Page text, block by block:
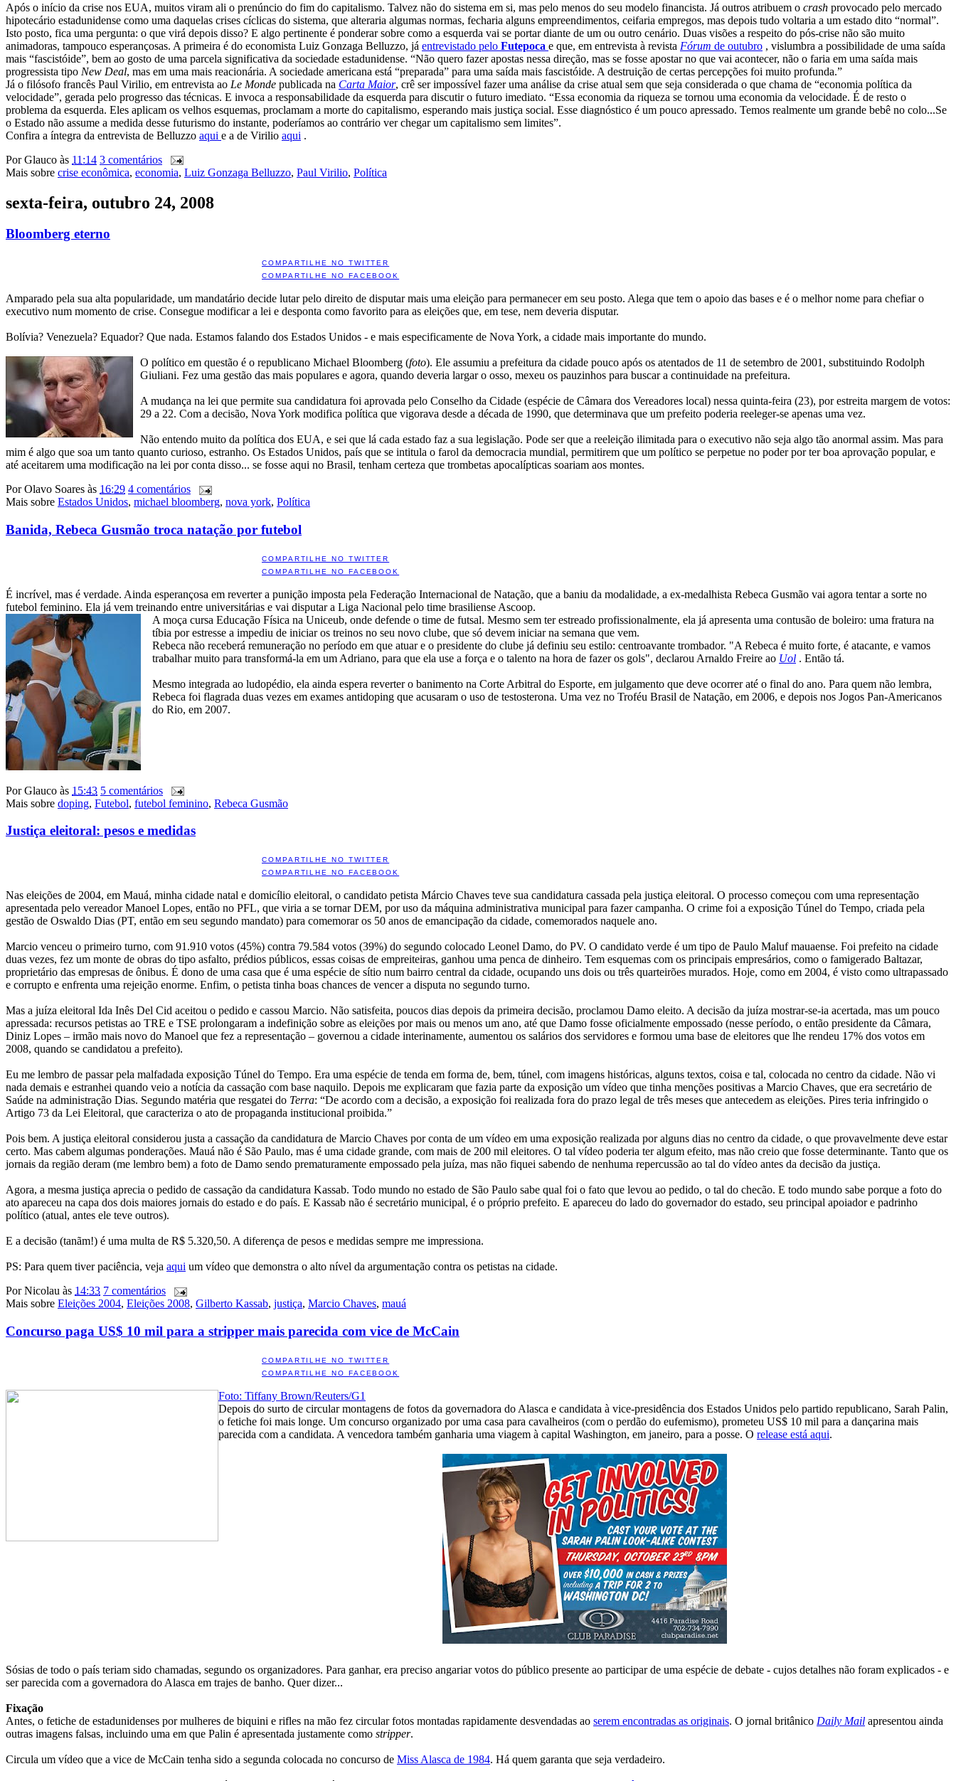
Após o início da crise nos EUA, muitos viram ali o prenúncio do fim do capitalismo. Talvez não do sistema em si, mas pelo menos do seu modelo financista. Já outros atribuem o crash provocado pelo mercado
hipotecário estadunidense como uma daquelas crises cíclicas do sistema, que alteraria algumas normas, fecharia alguns empreendimentos, ceifaria empregos, mas depois tudo voltaria a um estado dito “normal”.
Isto posto, fica uma pergunta: o que virá depois disso? E algo pertinente é ponderar sobre como a esquerda vai se portar diante de um ou outro cenário. Duas visões a respeito do pós-crise não são muito
animadoras, tampouco esperançosas. A primeira é do economista Luiz Gonzaga Belluzzo, já entrevistado pelo Futepoca e que, em entrevista à revista Fórum de outubro , vislumbra a possibilidade de uma saída
mais “fascistóide”, bem ao gosto de uma parcela significativa da sociedade estadunidense. “Não quero fazer apostas nessa direção, mas se fosse apostar no que vai acontecer, não o faria em uma saída mais
progressista tipo New Deal, mas em uma mais reacionária. A sociedade americana está “preparada” para uma saída mais fascistóide. A destruição de certas percepções foi muito profunda.”
Já o filósofo francês Paul Virilio, em entrevista ao Le Monde publicada na Carta Maior, crê ser impossível fazer uma análise da crise atual sem que seja considerada o que chama de “economia política da
velocidade”, gerada pelo progresso das técnicas. E invoca a responsabilidade da esquerda para discutir o futuro imediato. “Essa economia da riqueza se tornou uma economia da velocidade. É de resto o
problema da esquerda. Eles aplicam os velhos esquemas, proclamam a morte do capitalismo, esperando mais justiça social. Esse diagnóstico é um pouco apressado. Temos realmente um grande bebê no colo...Se
o Estado não assume a medida desse futurismo do instante, poderíamos ao contrário ver chegar um capitalismo sem limites”.
Confira a íntegra da entrevista de Belluzzo aqui e a de Virilio aqui .
PorGlauco às 11:14 3 comentários
Mais sobre crise econômica, economia, Luiz Gonzaga Belluzzo, Paul Virilio, Política
sexta-feira, outubro 24, 2008
Bloomberg eterno
COMPARTILHE NO TWITTER
COMPARTILHE NO FACEBOOK
Amparado pela sua alta popularidade, um mandatário decide lutar pelo direito de disputar mais uma eleição para permanecer em seu posto. Alega que tem o apoio das bases e é o melhor nome para chefiar o
executivo num momento de crise. Consegue modificar a lei e desponta como favorito para as eleições que, em tese, nem deveria disputar.
Bolívia? Venezuela? Equador? Que nada. Estamos falando dos Estados Unidos - e mais especificamente de Nova York, a cidade mais importante do mundo.
O político em questão é o republicano Michael Bloomberg (foto). Ele assumiu a prefeitura da cidade pouco após os atentados de 11 de setembro de 2001, substituindo Rodolph
Giuliani. Fez uma gestão das mais populares e agora, quando deveria largar o osso, mexeu os pauzinhos para buscar a continuidade na prefeitura.
A mudança na lei que permite sua candidatura foi aprovada pelo Conselho da Cidade (espécie de Câmara dos Vereadores local) nessa quinta-feira (23), por estreita margem de votos:
29 a 22. Com a decisão, Nova York modifica política que vigorava desde a década de 1990, que determinava que um prefeito poderia reeleger-se apenas uma vez.
Não entendo muito da política dos EUA, e sei que lá cada estado faz a sua legislação. Pode ser que a reeleição ilimitada para o executivo não seja algo tão anormal assim. Mas para
mim é algo que soa um tanto quanto curioso, estranho. Os Estados Unidos, país que se intitula o farol da democracia mundial, permitirem que um político se perpetue no poder por ter boa aprovação popular, e
até aceitarem uma modificação na lei por conta disso... se fosse aqui no Brasil, tenham certeza que trombetas apocalípticas soariam aos montes.
PorOlavo Soares às 16:29 4 comentários
Mais sobre Estados Unidos, michael bloomberg, nova york, Política
Banida, Rebeca Gusmão troca natação por futebol
COMPARTILHE NO TWITTER
COMPARTILHE NO FACEBOOK
É incrível, mas é verdade. Ainda esperançosa em reverter a punição imposta pela Federação Internacional de Natação, que a baniu da modalidade, a ex-medalhista Rebeca Gusmão vai agora tentar a sorte no
futebol feminino. Ela já vem treinando entre universitárias e vai disputar a Liga Nacional pelo time brasiliense Ascoop.
A moça cursa Educação Física na Uniceub, onde defende o time de futsal. Mesmo sem ter estreado profissionalmente, ela já apresenta uma contusão de boleiro: uma fratura na
tíbia por estresse a impediu de iniciar os treinos no seu novo clube, que só devem iniciar na semana que vem.
Rebeca não receberá remuneração no período em que atuar e o presidente do clube já definiu seu estilo: centroavante trombador. "A Rebeca é muito forte, é atacante, e vamos
trabalhar muito para transformá-la em um Adriano, para que ela use a força e o talento na hora de fazer os gols", declarou Arnaldo Freire ao Uol . Então tá.
Mesmo integrada ao ludopédio, ela ainda espera reverter o banimento na Corte Arbitral do Esporte, em julgamento que deve ocorrer até o final do ano. Para quem não lembra,
Rebeca foi flagrada duas vezes em exames antidoping que acusaram o uso de testosterona. Uma vez no Troféu Brasil de Natação, em 2006, e depois nos Jogos Pan-Americanos
do Rio, em 2007.
PorGlauco às 15:43 5 comentários
Mais sobre doping, Futebol, futebol feminino, Rebeca Gusmão
Justiça eleitoral: pesos e medidas
COMPARTILHE NO TWITTER
COMPARTILHE NO FACEBOOK
Nas eleições de 2004, em Mauá, minha cidade natal e domicílio eleitoral, o candidato petista Márcio Chaves teve sua candidatura cassada pela justiça eleitoral. O processo começou com uma representação
apresentada pelo vereador Manoel Lopes, então no PFL, que viria a se tornar DEM, por uso da máquina administrativa municipal para fazer campanha. O crime foi a exposição Túnel do Tempo, criada pela
gestão de Oswaldo Dias (PT, então em seu segundo mandato) para comemorar os 50 anos de emancipação da cidade, comemorados naquele ano.
Marcio venceu o primeiro turno, com 91.910 votos (45%) contra 79.584 votos (39%) do segundo colocado Leonel Damo, do PV. O candidato verde é um tipo de Paulo Maluf mauaense. Foi prefeito na cidade
duas vezes, fez um monte de obras do tipo asfalto, prédios públicos, essas coisas de empreiteiras, ganhou uma penca de dinheiro. Tem esquemas com os principais empresários, como o famigerado Baltazar,
proprietário das empresas de ônibus. É dono de uma casa que é uma espécie de sítio num bairro central da cidade, ocupando uns dois ou três quarteirões murados. Hoje, como em 2004, é visto como ultrapassado
e corrupto e enfrenta uma rejeição enorme. Enfim, o petista tinha boas chances de vencer a disputa no segundo turno.
Mas a juíza eleitoral Ida Inês Del Cid aceitou o pedido e cassou Marcio. Não satisfeita, poucos dias depois da primeira decisão, proclamou Damo eleito. A decisão da juíza mostrar-se-ia acertada, mas um pouco
apressada: recursos petistas ao TRE e TSE prolongaram a indefinição sobre as eleições por mais ou menos um ano, até que Damo fosse oficialmente empossado (nesse período, o então presidente da Câmara,
Diniz Lopes – irmão mais novo do Manoel que fez a representação – governou a cidade interinamente, aumentou os salários dos servidores e formou uma base de eleitores que lhe rendeu 17% dos votos em
2008, quando se candidatou a prefeito).
Eu me lembro de passar pela malfadada exposição Túnel do Tempo. Era uma espécie de tenda em forma de, bem, túnel, com imagens históricas, alguns textos, coisa e tal, colocada no centro da cidade. Não vi
nada demais e estranhei quando veio a notícia da cassação com base naquilo. Depois me explicaram que fazia parte da exposição um vídeo que tinha menções positivas a Marcio Chaves, que era secretário de
Saúde na administração Dias. Segundo matéria que resgatei do Terra: “De acordo com a decisão, a exposição foi realizada fora do prazo legal de três meses que antecedem as eleições. Pires teria infringido o
Artigo 73 da Lei Eleitoral, que caracteriza o ato de propaganda institucional proibida.”
Pois bem. A justiça eleitoral considerou justa a cassação da candidatura de Marcio Chaves por conta de um vídeo em uma exposição realizada por alguns dias no centro da cidade, o que provavelmente deve estar
certo. Mas cabem algumas ponderações. Mauá não é São Paulo, mas é uma cidade grande, com mais de 200 mil eleitores. O tal vídeo poderia ter algum efeito, mas não creio que fosse determinante. Tanto que os
jornais da região deram (me lembro bem) a foto de Damo sendo prematuramente empossado pela juíza, mas não fiquei sabendo de nenhuma repercussão ao tal do vídeo antes da decisão da justiça.
Agora, a mesma justiça aprecia o pedido de cassação da candidatura Kassab. Todo mundo no estado de São Paulo sabe qual foi o fato que levou ao pedido, o tal do checão. E todo mundo sabe porque a foto do
ato apareceu na capa dos dois maiores jornais do estado e do país. E Kassab não é secretário municipal, é o próprio prefeito. E apareceu do lado do governador do estado, seu principal apoiador e padrinho
político (atual, antes ele teve outros).
E a decisão (tanãm!) é uma multa de R$ 5.320,50. A diferença de pesos e medidas sempre me impressiona.
PS: Para quem tiver paciência, veja aqui um vídeo que demonstra o alto nível da argumentação contra os petistas na cidade.
PorNicolau às 14:33 7 comentários
Mais sobre Eleições 2004, Eleições 2008, Gilberto Kassab, justiça, Marcio Chaves, mauá
Concurso paga US$ 10 mil para a stripper mais parecida com vice de McCain
COMPARTILHE NO TWITTER
COMPARTILHE NO FACEBOOK
Foto: Tiffany Brown/Reuters/G1
Depois do surto de circular montagens de fotos da governadora do Alasca e candidata à vice-presidência dos Estados Unidos pelo partido republicano, Sarah Palin,
o fetiche foi mais longe. Um concurso organizado por uma casa para cavalheiros (com o perdão do eufemismo), prometeu US$ 10 mil para a dançarina mais
parecida com a candidata. A vencedora também ganharia uma viagem à capital Washington, em janeiro, para a posse. O release está aqui.
Sósias de todo o país teriam sido chamadas, segundo os organizadores. Para ganhar, era preciso angariar votos do público presente ao participar de uma espécie de debate - cujos detalhes não foram explicados - e
ser parecida com a governadora do Alasca em trajes de banho. Quer dizer...
Fixação
Antes, o fetiche de estadunidenses por mulheres de biquini e rifles na mão fez circular fotos montadas rapidamente desvendadas ao serem encontradas as originais. O jornal britânico Daily Mail apresentou ainda
outras imagens falsas, incluindo uma em que Palin é apresentada justamente como stripper.
Circula um vídeo que a vice de McCain tenha sido a segunda colocada no concurso de Miss Alasca de 1984. Há quem garanta que seja verdadeiro.